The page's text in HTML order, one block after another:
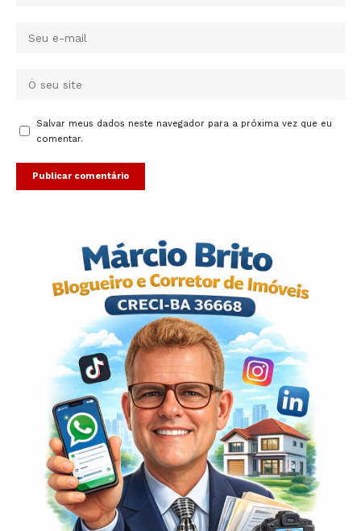
Salvar meus dados neste navegador para a próxima vez que eu
comentar.